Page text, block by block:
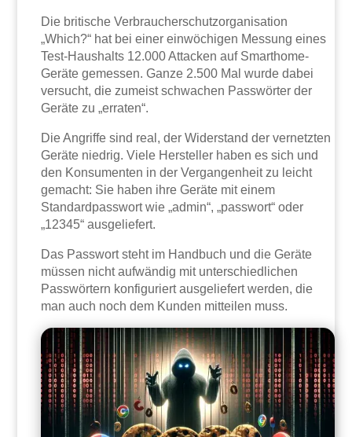
Die britische Verbraucherschutzorganisation
„Which?“ hat bei einer einwöchigen Messung eines
Test-Haushalts 12.000 Attacken auf Smarthome-
Geräte gemessen. Ganze 2.500 Mal wurde dabei
versucht, die zumeist schwachen Passwörter der
Geräte zu „erraten“.
Die Angriffe sind real, der Widerstand der vernetzten
Geräte niedrig. Viele Hersteller haben es sich und
den Konsumenten in der Vergangenheit zu leicht
gemacht: Sie haben ihre Geräte mit einem
Standardpasswort wie „admin“, „passwort“ oder
„12345“ ausgeliefert.
Das Passwort steht im Handbuch und die Geräte
müssen nicht aufwändig mit unterschiedlichen
Passwörtern konfiguriert ausgeliefert werden, die
man auch noch dem Kunden mitteilen muss.